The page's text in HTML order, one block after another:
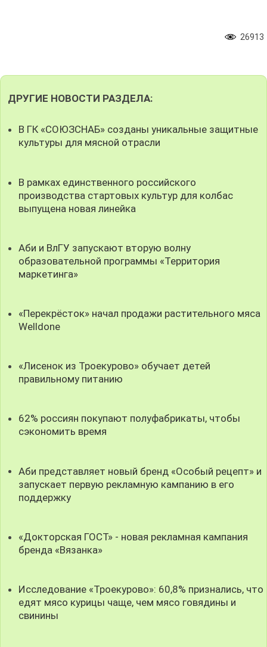
26913
ДРУГИЕ НОВОСТИ РАЗДЕЛА:
В ГК «СОЮЗСНАБ» созданы уникальные защитные
культуры для мясной отрасли
В рамках единственного российского
производства стартовых культур для колбас
выпущена новая линейка
Аби и ВлГУ запускают вторую волну
образовательной программы «Территория
маркетинга»
«Перекрёсток» начал продажи растительного мяса
Welldone
«Лисенок из Троекурово» обучает детей
правильному питанию
62% россиян покупают полуфабрикаты, чтобы
сэкономить время
Аби представляет новый бренд «Особый рецепт» и
запускает первую рекламную кампанию в его
поддержку
«Докторская ГОСТ» - новая рекламная кампания
бренда «Вязанка»
Исследование «Троекурово»: 60,8% признались, что
едят мясо курицы чаще, чем мясо говядины и
свинины